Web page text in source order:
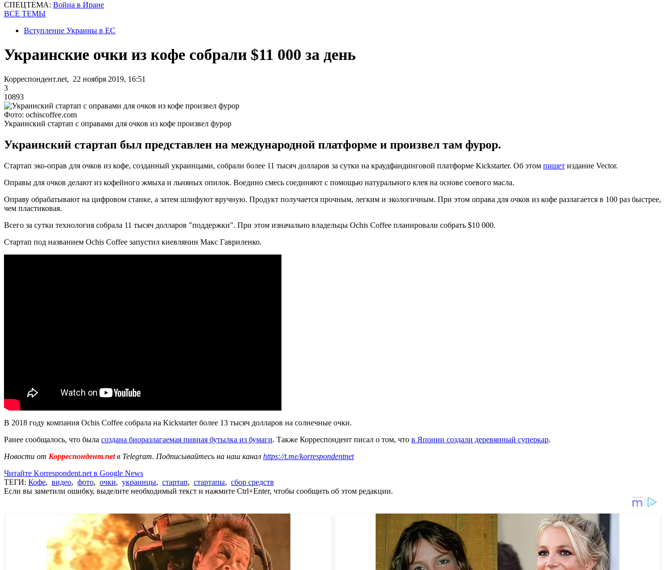
СПЕЦТЕМА: Война в Иране
ВСЕ ТЕМЫ
Вступление Украины в ЕС
Украинские очки из кофе собрали $11 000 за день
Корреспондент.net, 22 ноября 2019, 16:51
3
10893
Фото: ochiscoffee.com
Украинский стартап с оправами для очков из кофе произвел фурор
Украинский стартап был представлен на международной платформе и произвел там фурор.
Стартап эко-оправ для очков из кофе, созданный украинцами, собрали более 11 тысяч долларов за сутки на краудфандинговой платформе Kickstarter. Об этом пишет издание Vector.
Оправы для очков делают из кофейного жмыха и льняных опилок. Воедино смесь соединяют с помощью натурального клея на основе соевого масла.
Оправу обрабатывают на цифровом станке, а затем шлифуют вручную. Продукт получается прочным, легким и экологичным. При этом оправа для очков из кофе разлагается в 100 раз быстрее,
чем пластиковая.
Всего за сутки технология собрала 11 тысяч долларов "поддержки". При этом изначально владельцы Ochis Coffee планировали собрать $10 000.
Стартап под названием Ochis Coffee запустил киевлянин Макс Гавриленко.
В 2018 году компания Ochis Coffee собрала на Kickstarter более 13 тысяч долларов на солнечные очки.
Ранее сообщалось, что была создана биоразлагаемая пивная бутылка из бумаги. Также Корреспондент писал о том, что в Японии создали деревянный суперкар.
Новости от Корреспондент.netв Telegram. Подписывайтесь на наш канал https://t.me/korrespondentnet
Читайте Korrespondent.net в Google News
ТЕГИ: Кофе, видео, фото, очки, украинцы, стартап, стартапы, сбор средств
Если вы заметили ошибку, выделите необходимый текст и нажмите Ctrl+Enter, чтобы сообщить об этом редакции.